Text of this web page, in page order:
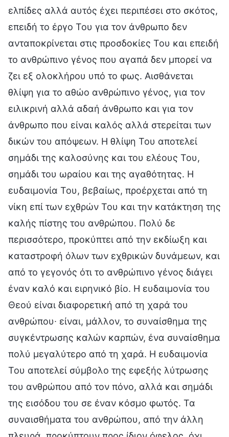
ελπίδες αλλά αυτός έχει περιπέσει στο σκότος,
επειδή το έργο Του για τον άνθρωπο δεν
ανταποκρίνεται στις προσδοκίες Του και επειδή
το ανθρώπινο γένος που αγαπά δεν μπορεί να
ζει εξ ολοκλήρου υπό το φως. Αισθάνεται
θλίψη για το αθώο ανθρώπινο γένος, για τον
ειλικρινή αλλά αδαή άνθρωπο και για τον
άνθρωπο που είναι καλός αλλά στερείται των
δικών του απόψεων. Η θλίψη Του αποτελεί
σημάδι της καλοσύνης και του ελέους Του,
σημάδι του ωραίου και της αγαθότητας. Η
ευδαιμονία Του, βεβαίως, προέρχεται από τη
νίκη επί των εχθρών Του και την κατάκτηση της
καλής πίστης του ανθρώπου. Πολύ δε
περισσότερο, προκύπτει από την εκδίωξη και
καταστροφή όλων των εχθρικών δυνάμεων, και
από το γεγονός ότι το ανθρώπινο γένος διάγει
έναν καλό και ειρηνικό βίο. Η ευδαιμονία του
Θεού είναι διαφορετική από τη χαρά του
ανθρώπου∙ είναι, μάλλον, το συναίσθημα της
συγκέντρωσης καλών καρπών, ένα συναίσθημα
πολύ μεγαλύτερο από τη χαρά. Η ευδαιμονία
Του αποτελεί σύμβολο της εφεξής λύτρωσης
του ανθρώπου από τον πόνο, αλλά και σημάδι
της εισόδου του σε έναν κόσμο φωτός. Τα
συναισθήματα του ανθρώπου, από την άλλη